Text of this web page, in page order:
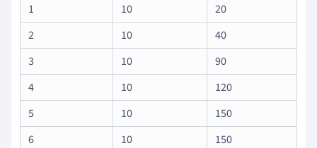
1
10
20
2
10
40
3
10
90
4
10
120
5
10
150
6
10
150